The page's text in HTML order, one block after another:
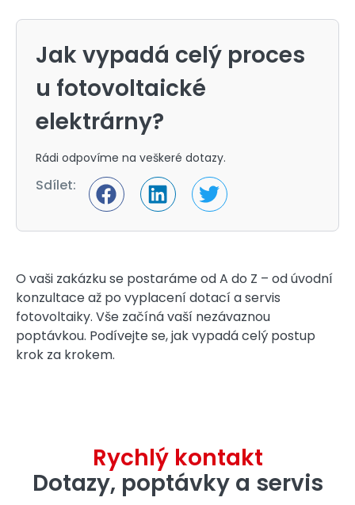
Jak vypadá celý proces
u fotovoltaické
elektrárny?
Rádi odpovíme na veškeré dotazy.
Sdílet:
O vaši zakázku se postaráme od A do Z – od úvodní
konzultace až po vyplacení dotací a servis
fotovoltaiky. Vše začíná vaší nezávaznou
poptávkou. Podívejte se,jak vypadá celý postup
krok za krokem.
Rychlý kontakt
Dotazy, poptávky a servis